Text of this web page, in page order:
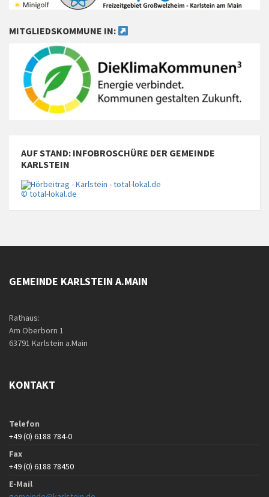
MITGLIEDSKOMMUNE IN:
AUF STAND: INFOBROSCHÜRE DER GEMEINDE
KARLSTEIN
© total-lokal.de
GEMEINDE KARLSTEIN A.MAIN
Rathaus:
Am Oberborn 1
63791 Karlstein a.Main
KONTAKT
Telefon
+49 (0) 6188 784-0
Fax
+49 (0) 6188 78450
E-Mail